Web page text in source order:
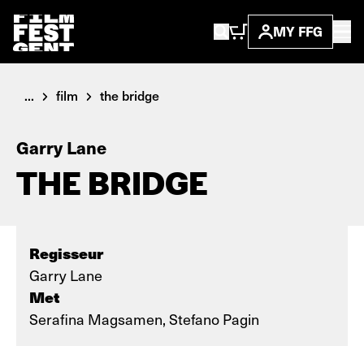
MY FFG
... film the bridge
Garry Lane
THE BRIDGE
Regisseur
Garry Lane
Met
Serafina Magsamen, Stefano Pagin